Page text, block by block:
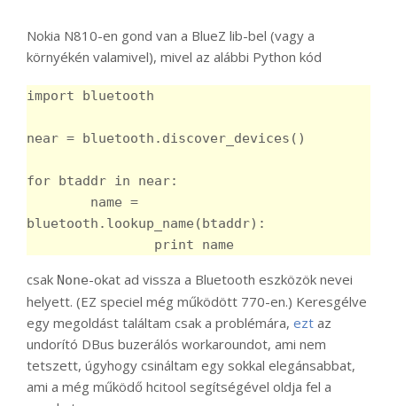
Nokia N810-en gond van a BlueZ lib-bel (vagy a
környékén valamivel), mivel az alábbi Python kód
import bluetooth
near = bluetooth.discover_devices()
for btaddr in near:
bluetooth.lookup_name(btaddr):
csak None-okat ad vissza a Bluetooth eszközök nevei
helyett. (EZ speciel még működött 770-en.) Keresgélve
egy megoldást találtam csak a problémára, ezt az
undorító DBus buzerálós workaroundot, ami nem
tetszett, úgyhogy csináltam egy sokkal elegánsabbat,
ami a még működő hcitool segítségével oldja fel a